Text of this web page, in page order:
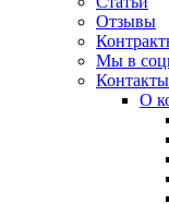
Отзывы
Мы в
Контакты
О